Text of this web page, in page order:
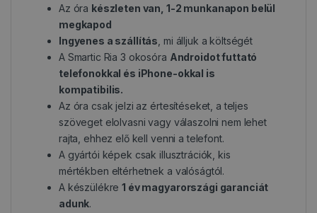
Az óra készleten van, 1-2 munkanapon belül
megkapod
Ingyenes a szállítás , mi álljuk a költségét
A Smartic Ria 3 okosóra Androidot futtató
telefonokkal és iPhone-okkal is
kompatibilis.
Az óra csak jelzi az értesítéseket, a teljes
szöveget elolvasni vagy válaszolni nem lehet
rajta, ehhez elő kell venni a telefont.
A gyártói képek csak illusztrációk, kis
mértékben eltérhetnek a valóságtól.
A készülékre1 év magyarországi garanciát
adunk.